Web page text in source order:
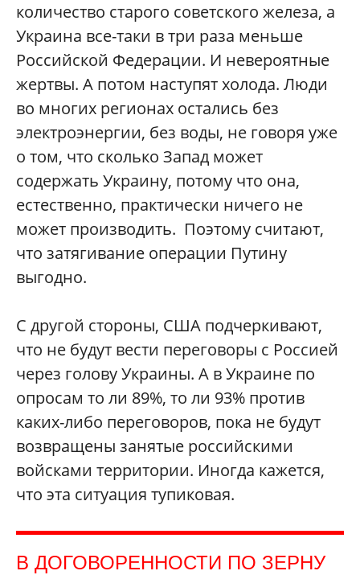
количество старого советского железа, а
Украина все-таки в три раза меньше
Российской Федерации. И невероятные
жертвы. А потом наступят холода. Люди
во многих регионах остались без
электроэнергии, без воды, не говоря уже
о том, что сколько Запад может
содержать Украину, потому что она,
естественно, практически ничего не
может производить. Поэтому считают,
что затягивание операции Путину
выгодно.
С другой стороны, США подчеркивают,
что не будут вести переговоры с Россией
через голову Украины. А в Украине по
опросам то ли 89%, то ли 93% против
каких-либо переговоров, пока не будут
возвращены занятые российскими
войсками территории. Иногда кажется,
что эта ситуация тупиковая.
В ДОГОВОРЕННОСТИ ПО ЗЕРНУ